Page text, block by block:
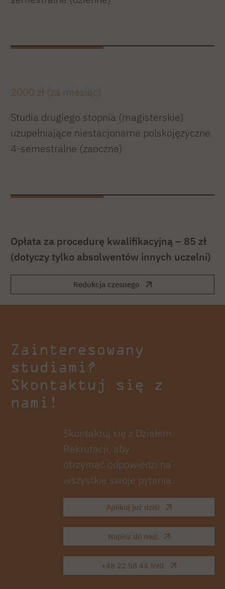
2000 zł (za miesiąc)
Studia drugiego stopnia (magisterskie)
uzupełniające niestacjonarne polskojęzyczne
4-semestralne (zaoczne)
Opłata za procedurę kwalifikacyjną – 85 zł
(dotyczy tylko absolwentów innych uczelni)
Redukcja czesnego
Zainteresowany
studiami?
Skontaktuj się z
nami!
Skontaktuj się z Działem
Rekrutacji, aby
otrzymać odpowiedzi na
wszystkie swoje pytania.
Aplikuj już dziś!
Napisz do nas!
+48 22 58 44 590